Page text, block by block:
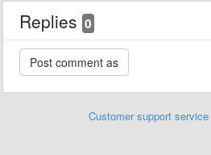
Replies 0
Customer support service